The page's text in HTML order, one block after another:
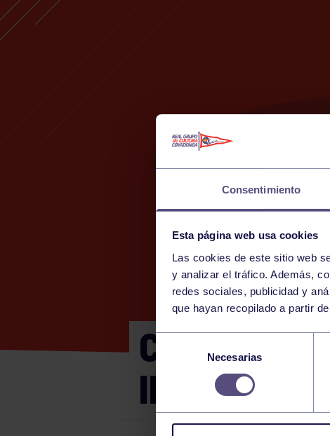
Consentimiento
Esta página web usa cookies
Las cookies de este sitio web
y analizar el tráfico. Además,
redes sociales, publicidad y
que hayan recopilado a partir
Selección
consentimiento
Necesarias
CTO
INFANTIL/